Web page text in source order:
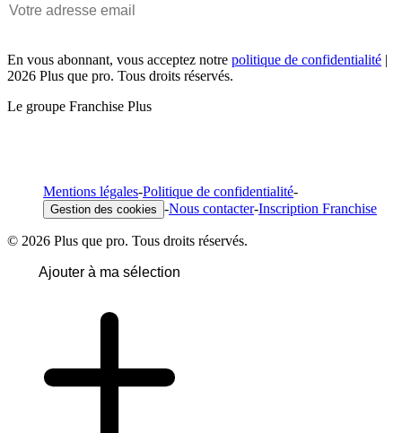
En vous abonnant, vous acceptez notre politique de confidentialité |
2026 Plus que pro. Tous droits réservés.
Le groupe Franchise Plus
Mentions légales-Politique de confidentialité-
Gestion des cookies -Nous contacter-Inscription Franchise
© 2026 Plus que pro. Tous droits réservés.
Ajouter à ma sélection